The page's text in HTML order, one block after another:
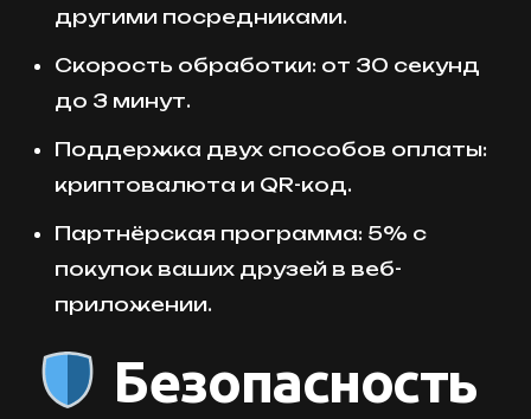
другими посредниками.
Скорость обработки: от 30 секунд
до 3 минут.
Поддержка двух способов оплаты:
криптовалюта и QR-код.
Партнёрская программа: 5% с
покупок ваших друзей в веб-
приложении.
Безопасность